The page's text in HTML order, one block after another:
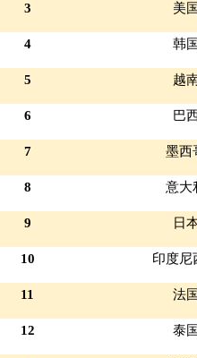
3 美国
4 韩国
5 越
6 巴
7 墨西
8 意大
9 日
10 印度尼
11 法国
12 泰国